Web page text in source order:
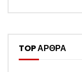
TOP ΑΡΘΡΑ